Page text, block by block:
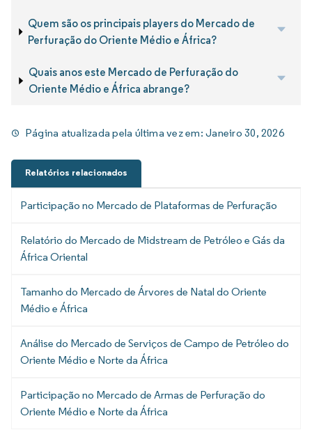
Quem são os principais players do Mercado de
Perfuração do Oriente Médio e África?
Quais anos este Mercado de Perfuração do
Oriente Médio e África abrange?
Página atualizada pela última vez em:Janeiro 30, 2026
Relatórios relacionados
Participação no Mercado de Plataformas de Perfuração
Relatório do Mercado de Midstream de Petróleo e Gás da
África Oriental
Tamanho do Mercado de Árvores de Natal do Oriente
Médio e África
Análise do Mercado de Serviços de Campo de Petróleo do
Oriente Médio e Norte da África
Participação no Mercado de Armas de Perfuração do
Oriente Médio e Norte da África